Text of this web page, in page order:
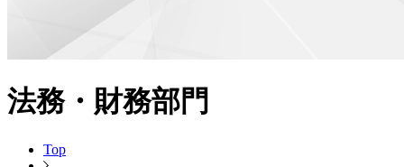
法務・財務部門
Top